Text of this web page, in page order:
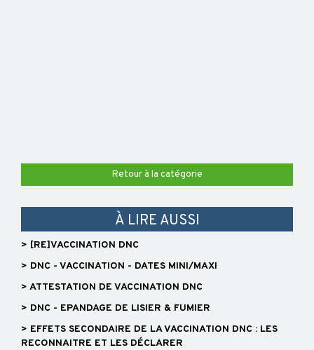
DE
Retour à la catégorie
À LIRE AUSSI
> [RE]VACCINATION DNC
> DNC - VACCINATION - DATES MINI/MAXI
> ATTESTATION DE VACCINATION DNC
> DNC - EPANDAGE DE LISIER & FUMIER
> EFFETS SECONDAIRE DE LA VACCINATION DNC : LES
RECONNAITRE ET LES DÉCLARER